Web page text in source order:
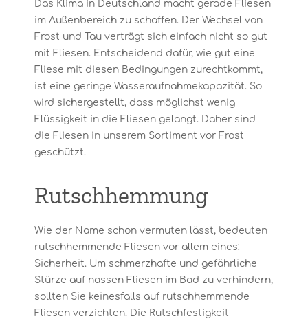
Das Klima in Deutschland macht gerade Fliesen
im Außenbereich zu schaffen. Der Wechsel von
Frost und Tau verträgt sich einfach nicht so gut
mit Fliesen. Entscheidend dafür, wie gut eine
Fliese mit diesen Bedingungen zurechtkommt,
ist eine geringe Wasseraufnahmekapazität. So
wird sichergestellt, dass möglichst wenig
Flüssigkeit in die Fliesen gelangt. Daher sind
die Fliesen in unserem Sortiment vor Frost
geschützt.
Rutschhemmung
Wie der Name schon vermuten lässt, bedeuten
rutschhemmende Fliesen vor allem eines:
Sicherheit. Um schmerzhafte und gefährliche
Stürze auf nassen Fliesen im Bad zu verhindern,
sollten Sie keinesfalls auf rutschhemmende
Fliesen verzichten. Die Rutschfestigkeit